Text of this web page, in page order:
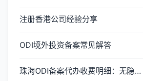
注册香港公司经验分享
ODI境外投资备案常见解答
珠海ODI备案代办收费明细：无隐形消费更透明